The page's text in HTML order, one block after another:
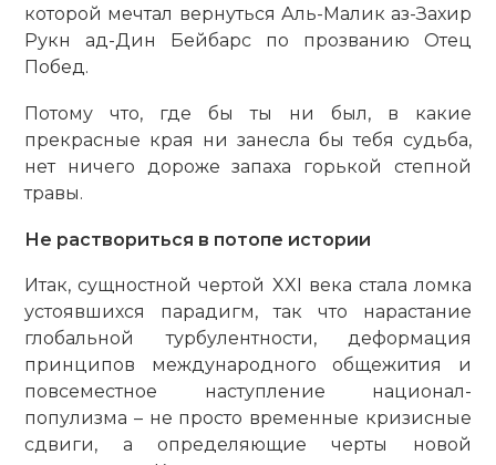
которой мечтал вернуться Аль-Малик аз-Захир
Рукн ад-Дин Бейбарс по прозванию Отец
Побед.
Потому что, где бы ты ни был, в какие
прекрасные края ни занесла бы тебя судьба,
нет ничего дороже запаха горькой степной
травы.
Не раствориться в потопе истории
Итак, сущностной чертой XXI века стала ломка
устоявшихся парадигм, так что нарастание
глобальной турбулентности, деформация
принципов международного общежития и
повсеместное наступ­ление национал-
популизма – не просто временные кризисные
сдвиги, а определяющие черты новой